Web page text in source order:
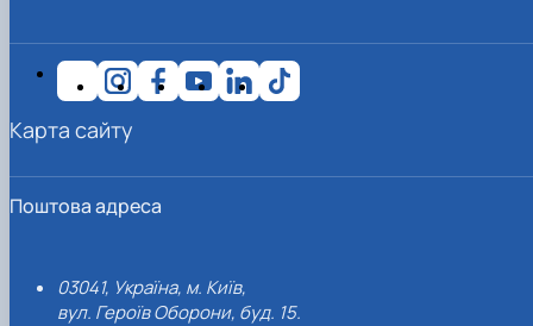
Поштова адреса
03041, Україна, м. Київ,
вул. Героїв Оборони, буд. 15.
Карта сайту